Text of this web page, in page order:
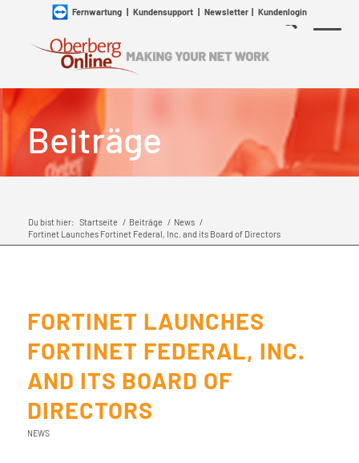
Fernwartung| Kundensupport| Newsletter| Kundenlogin
Beiträge
Du bist hier: Startseite / Beiträge / News /
Fortinet Launches Fortinet Federal, Inc. and its Board of Directors
FORTINET LAUNCHES
FORTINET FEDERAL, INC.
AND ITS BOARD OF
DIRECTORS
NEWS